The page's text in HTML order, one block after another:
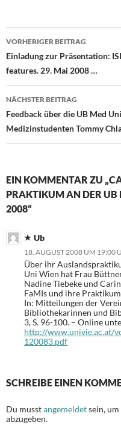
k
VORHERIGER BEITRAG
Einladung zur Präsentation:
features. 29. Mai 2008 …
NÄCHSTER BEITRAG
Feedback über die UB Med
Medizinstudenten Tommy
EIN KOMMENTAR ZU
PRAKTIKUM AN DER UB
2008“
Ub
18. AUGUST 2008 UM 19:00
Über ihr
Uni Wien hat Frau
Nadine Tiebeke und
FaMIs und ihre
In: Mitteilungen der
Bibliothekarinnen und
3, S. 96-100. – Online
http://www.univie.ac.at/
120083.pdf
SCHREIBE EINEN
Du musstangemeldetsein,
abzugeben.